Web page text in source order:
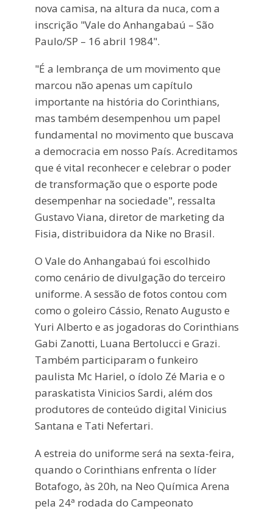
nova camisa, na altura da nuca, com a
inscrição "Vale do Anhangabaú – São
Paulo/SP – 16 abril 1984".
"É a lembrança de um movimento que
marcou não apenas um capítulo
importante na história do Corinthians,
mas também desempenhou um papel
fundamental no movimento que buscava
a democracia em nosso País. Acreditamos
que é vital reconhecer e celebrar o poder
de transformação que o esporte pode
desempenhar na sociedade", ressalta
Gustavo Viana, diretor de marketing da
Fisia, distribuidora da Nike no Brasil.
O Vale do Anhangabaú foi escolhido
como cenário de divulgação do terceiro
uniforme. A sessão de fotos contou com
como o goleiro Cássio, Renato Augusto e
Yuri Alberto e as jogadoras do Corinthians
Gabi Zanotti, Luana Bertolucci e Grazi.
Também participaram o funkeiro
paulista Mc Hariel, o ídolo Zé Maria e o
paraskatista Vinicios Sardi, além dos
produtores de conteúdo digital Vinicius
Santana e Tati Nefertari.
A estreia do uniforme será na sexta-feira,
quando o Corinthians enfrenta o líder
Botafogo, às 20h, na Neo Química Arena
pela 24ª rodada do Campeonato